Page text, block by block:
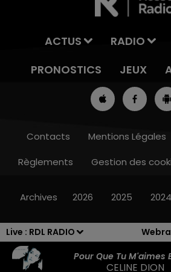
Live : RDL RADIO
Pour Que Tu M'aimes
CELINE DION
7h00 - 10h00
ACTUS RADIO
PRONOSTICS
JEUX
Contacts Mentions Légales
Règlements
Gestion des
Archives 2026 2025 2024